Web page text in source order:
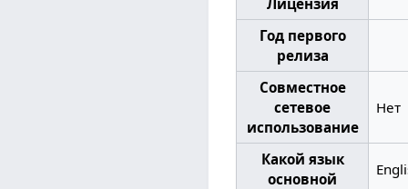
Год первого
релиза
Совместное
сетевое
использование
Нет
Какой язык
основной